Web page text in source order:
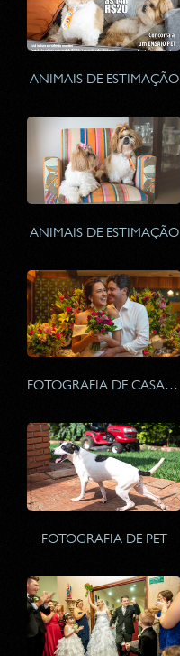
ANIMAIS DE ESTIMAÇÃO
ANIMAIS DE ESTIMAÇÃO
FOTOGRAFIA DE CASAMENTO
FOTOGRAFIA DE PET